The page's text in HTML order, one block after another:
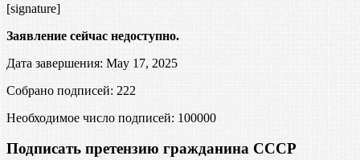
[signature]
Заявление сейчас недоступно.
Дата завершения: May 17, 2025
Собрано подписей: 222
Необходимое число подписей: 100000
Подписать претензию гражданина СССР